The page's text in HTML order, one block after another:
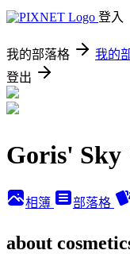
登入
我的部落格 我的
登出
Goris'
相簿 部落格
about